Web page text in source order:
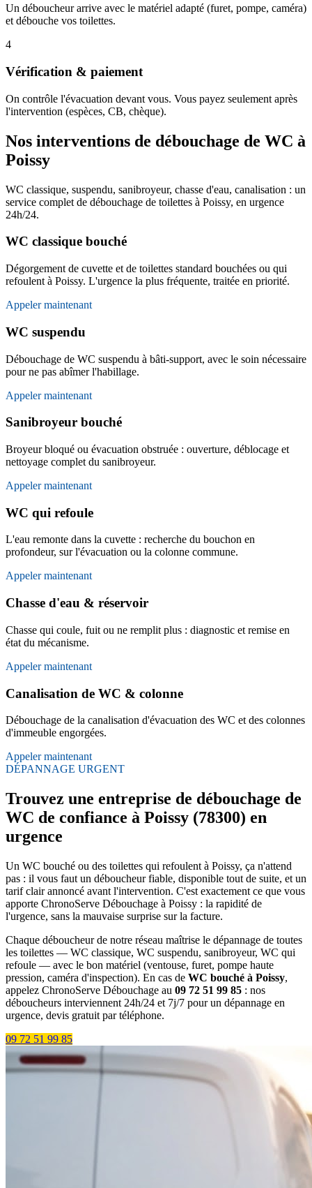
Un déboucheur arrive avec le matériel adapté (furet, pompe, caméra)
et débouche vos toilettes.
4
Vérification & paiement
On contrôle l'évacuation devant vous. Vous payez seulement après
l'intervention (espèces, CB, chèque).
Nos interventions de débouchage de WC à
Poissy
WC classique, suspendu, sanibroyeur, chasse d'eau, canalisation : un
service complet de débouchage de toilettes à Poissy, en urgence
24h/24.
WC classique bouché
Dégorgement de cuvette et de toilettes standard bouchées ou qui
refoulent à Poissy. L'urgence la plus fréquente, traitée en priorité.
Appeler maintenant
WC suspendu
Débouchage de WC suspendu à bâti-support, avec le soin nécessaire
pour ne pas abîmer l'habillage.
Appeler maintenant
Sanibroyeur bouché
Broyeur bloqué ou évacuation obstruée : ouverture, déblocage et
nettoyage complet du sanibroyeur.
Appeler maintenant
WC qui refoule
L'eau remonte dans la cuvette : recherche du bouchon en
profondeur, sur l'évacuation ou la colonne commune.
Appeler maintenant
Chasse d'eau & réservoir
Chasse qui coule, fuit ou ne remplit plus : diagnostic et remise en
état du mécanisme.
Appeler maintenant
Canalisation de WC & colonne
Débouchage de la canalisation d'évacuation des WC et des colonnes
d'immeuble engorgées.
Appeler maintenant
DÉPANNAGE URGENT
Trouvez une entreprise de débouchage de
WC de confiance à Poissy (78300) en
urgence
Un WC bouché ou des toilettes qui refoulent à Poissy, ça n'attend
pas : il vous faut un déboucheur fiable, disponible tout de suite, et un
tarif clair annoncé avant l'intervention. C'est exactement ce que vous
apporte ChronoServe Débouchage à Poissy : la rapidité de
l'urgence, sans la mauvaise surprise sur la facture.
Chaque déboucheur de notre réseau maîtrise le dépannage de toutes
les toilettes — WC classique, WC suspendu, sanibroyeur, WC qui
refoule — avec le bon matériel (ventouse, furet, pompe haute
pression, caméra d'inspection). En cas de WC bouché à Poissy,
appelez ChronoServe Débouchage au 09 72 51 99 85 : nos
déboucheurs interviennent 24h/24 et 7j/7 pour un dépannage en
urgence, devis gratuit par téléphone.
09 72 51 99 85